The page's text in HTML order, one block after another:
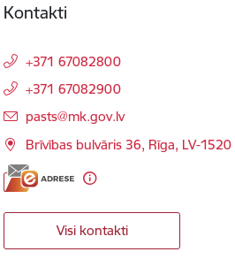
Kontakti
+371 67082800
+371 67082900
E-pasts:
pasts@mk.gov.lv
Brīvības bulvāris 36, Rīga, LV-1520
Visi kontakti